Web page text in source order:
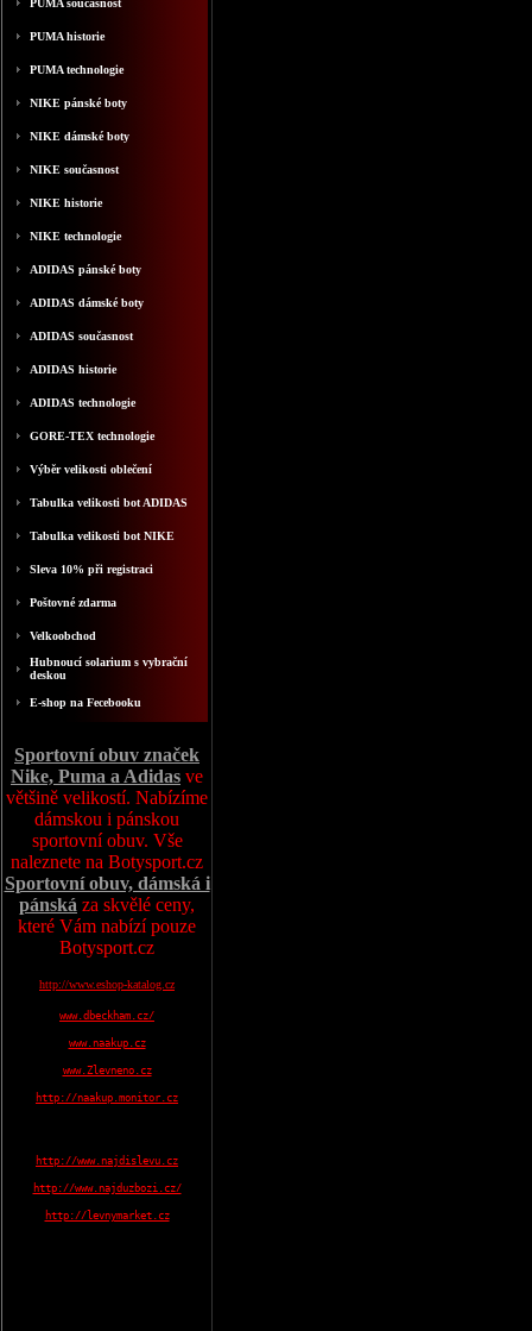
PUMA současnost
PUMA historie
PUMA technologie
NIKE pánské boty
NIKE dámské boty
NIKE současnost
NIKE historie
NIKE technologie
ADIDAS pánské boty
ADIDAS dámské boty
ADIDAS současnost
ADIDAS historie
ADIDAS technologie
GORE-TEX technologie
Výběr velikosti oblečení
Tabulka velikosti bot ADIDAS
Tabulka velikosti bot NIKE
Sleva 10% při registraci
Poštovné zdarma
Velkoobchod
Hubnoucí solarium s vybrační
deskou
E-shop na Fecebooku
Sportovní obuv značek
Nike, Puma a Adidas ve
většině velikostí. Nabízíme
dámskou i pánskou
sportovní obuv. Vše
naleznete na Botysport.cz
Sportovní obuv, dámská i
pánská za skvělé ceny,
které Vám nabízí pouze
Botysport.cz
http://www.eshop-katalog.cz
www.dbeckham.cz/
www.naakup.cz
www.Zlevneno.cz
http://naakup.monitor.cz
http://www.najdislevu.cz
http://www.najduzbozi.cz/
http://levnymarket.cz